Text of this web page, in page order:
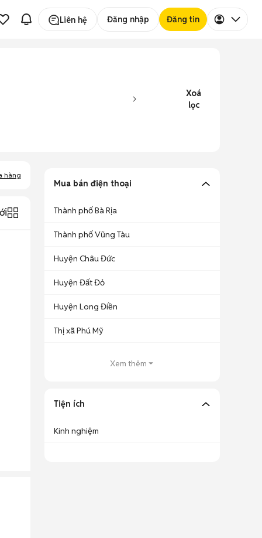
Liên hệ Đăng nhập Đăng tin
Xoá
lọc
hàng
Mua bán điện thoại
Thành phố Bà Rịa
Thành phố Vũng Tàu
Huyện Châu Đức
Huyện Đất Đỏ
Huyện Long Điền
Thị xã Phú Mỹ
Xem thêm
Tiện ích
Kinh nghiệm